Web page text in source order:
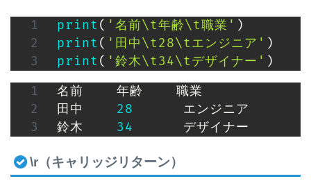
print ( '名前\t年齢\t職業' )
print ( '田中\t28\tエンジニア' )
print ( '鈴木\t34\tデザイナー' )
名前    年齢    職業
田中 28
      エンジニア
鈴木 34
      デザイナー
\r（キャリッジリターン）